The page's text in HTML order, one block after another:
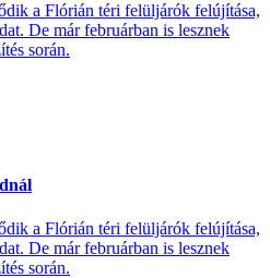
a Flórián téri felüljárók felújítása,
De már februárban is lesznek
során.
a Flórián téri felüljárók felújítása,
De már februárban is lesznek
során.